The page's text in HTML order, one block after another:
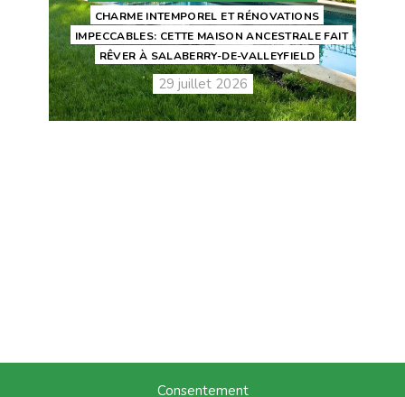
CHARME INTEMPOREL ET RÉNOVATIONS
IMPECCABLES: CETTE MAISON ANCESTRALE FAIT
RÊVER À SALABERRY-DE-VALLEYFIELD
29 juillet 2026
Consentement